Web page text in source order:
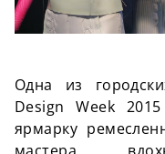
Одна из
Design Week
ярмарку